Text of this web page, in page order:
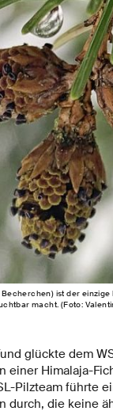
ist der
macht. (Foto:
glückte dem
einer Himalaja-
Pilzteam führte
durch, die keine